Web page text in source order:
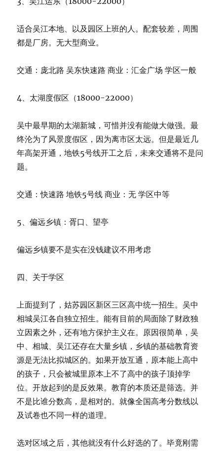
适合吴江本地、以及园区上班的人。配套较差，周围
都是厂房。无大型商业。
交通：庞北路 吴东快速路 商业：汇金广场 学区一般
4、太湖度假区（18000-22000）
吴中最早期的太湖新城，可惜并没有能做大做强。最
终沦为了风景度假区，因为离市区太远。但是最近几
年高架开通，地铁5号线开工之后，未来交通将不是问
题。
交通：快速路 地铁5号线 商业：无 学区中等
5、偏远乡镇：胥口、望亭
偏远乡镇要不是实在没钱建议不用考虑
四、关于学区
上面提到了，姑苏园区新区三区高中统一招生。吴中
相城吴江各自独立招生。能有目前的局面除了财政独
立因素之外，还有地方保护主义在。原因很简单，吴
中、相城、吴江还存在大量乡镇，乡镇的基础教育资
源是无法比拟城区的。如果开放互通，原本能上高中
的孩子，只会被城里原本上不了高中的孩子顶掉学
位。开放起到的是反效果。教育的本质还是筛选。并
不是比谁分数高，是相对的。就像全国高考分数线以
及试卷也不同一样的道理。
选对区域之后，其他就没有什么好选的了。毕竟刚需